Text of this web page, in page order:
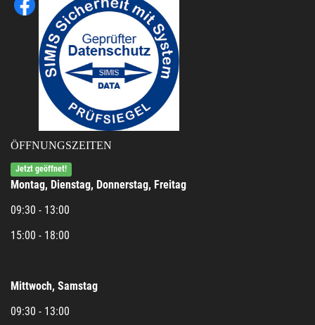
ÖFFNUNGSZEITEN
Jetzt geöffnet!
Montag, Dienstag, Donnerstag, Freitag
09:30 - 13:00
15:00 - 18:00
Mittwoch, Samstag
09:30 - 13:00